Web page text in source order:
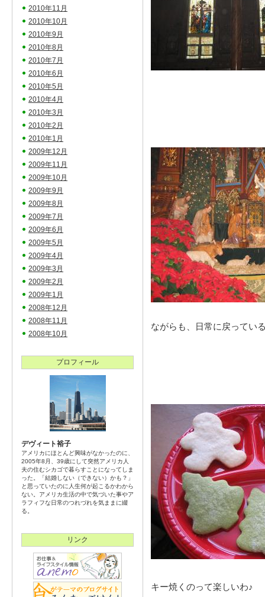
ながらも、日常に戻ってい
キー焼くのって楽しいわ♪
2010年11月
2010年10月
2010年9月
2010年8月
2010年7月
2010年6月
2010年5月
2010年4月
2010年3月
2010年2月
2010年1月
2009年12月
2009年11月
2009年10月
2009年9月
2009年8月
2009年7月
2009年6月
2009年5月
2009年4月
2009年3月
2009年2月
2009年1月
2008年12月
2008年11月
2008年10月
プロフィール
デヴィート裕子
アメリカにほとんど興味がなかったのに、
2005年8月、39歳にして突然アメリカ人
夫の住むシカゴで暮らすことになってしま
った。「結婚しない（できない）かも？」
と思っていたのに人生何が起こるかわから
ない。アメリカ生活の中で気づいた事やア
ラフィフな日常のつれづれを気ままに綴
る。
リンク